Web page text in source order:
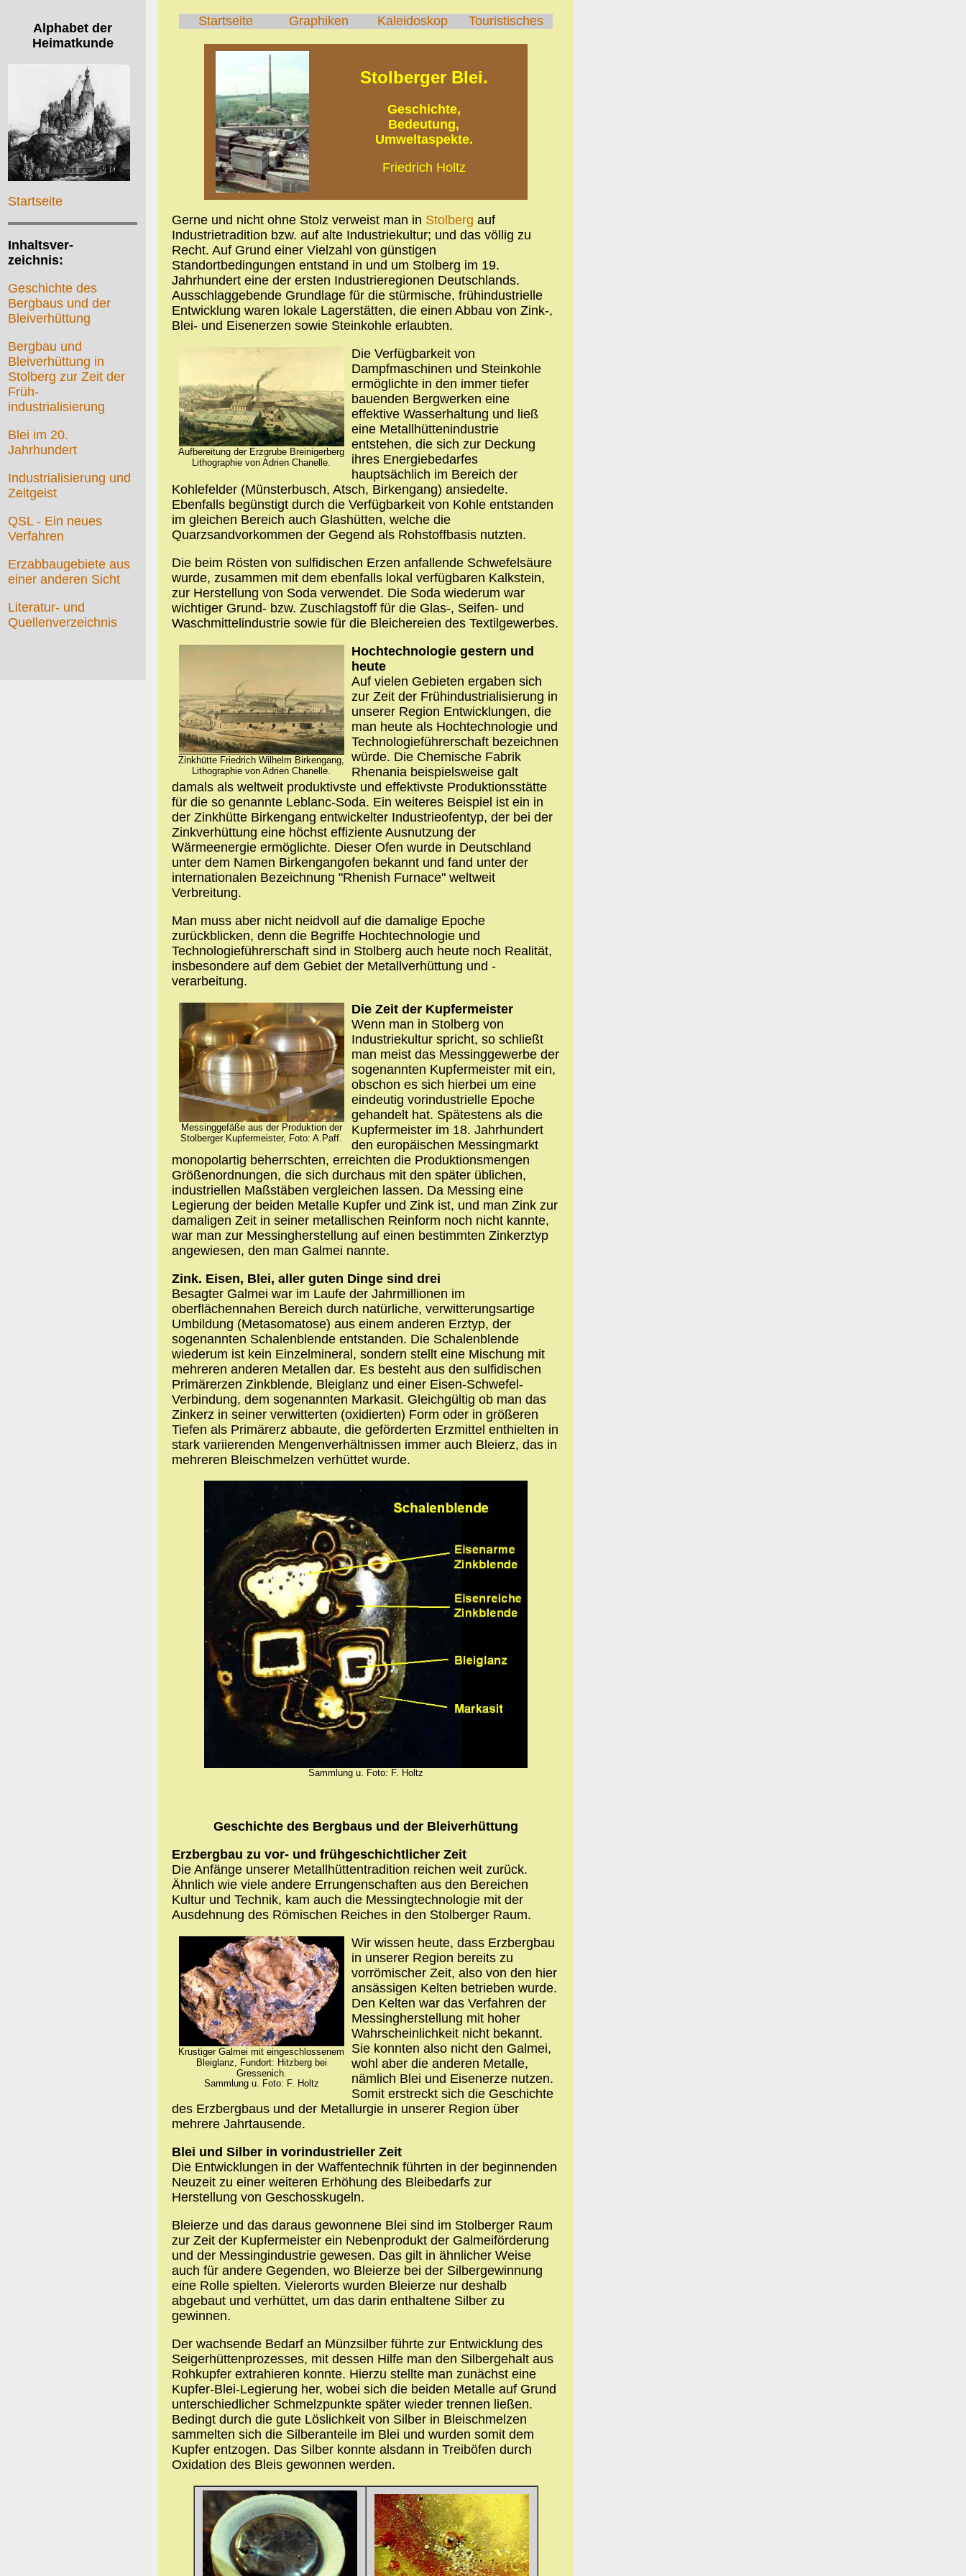
Alphabet der
Heimatkunde
Startseite
Inhaltsver-
zeichnis:
Geschichte des
Bergbaus und der
Bleiverhüttung
Bergbau und
Bleiverhüttung in
Stolberg zur Zeit der
Früh-
industrialisierung
Blei im 20.
Jahrhundert
Industrialisierung und
Zeitgeist
QSL - Ein neues
Verfahren
Erzabbaugebiete aus
einer anderen Sicht
Literatur- und
Quellenverzeichnis
Startseite Graphiken Kaleidoskop Touristisches
Stolberger Blei.
Geschichte,
Bedeutung,
Umweltaspekte.
Friedrich Holtz
Gerne und nicht ohne Stolz verweist man in Stolberg auf
Industrietradition bzw. auf alte Industriekultur; und das völlig zu
Recht. Auf Grund einer Vielzahl von günstigen
Standortbedingungen entstand in und um Stolberg im 19.
Jahrhundert eine der ersten Industrieregionen Deutschlands.
Ausschlaggebende Grundlage für die stürmische, frühindustrielle
Entwicklung waren lokale Lagerstätten, die einen Abbau von Zink-,
Blei- und Eisenerzen sowie Steinkohle erlaubten.
Aufbereitung der Erzgrube Breinigerberg
Lithographie von Adrien Chanelle.
Die Verfügbarkeit von
Dampfmaschinen und Steinkohle
ermöglichte in den immer tiefer
bauenden Bergwerken eine
effektive Wasserhaltung und ließ
eine Metallhüttenindustrie
entstehen, die sich zur Deckung
ihres Energiebedarfes
hauptsächlich im Bereich der
Kohlefelder (Münsterbusch, Atsch, Birkengang) ansiedelte.
Ebenfalls begünstigt durch die Verfügbarkeit von Kohle entstanden
im gleichen Bereich auch Glashütten, welche die
Quarzsandvorkommen der Gegend als Rohstoffbasis nutzten.
Die beim Rösten von sulfidischen Erzen anfallende Schwefelsäure
wurde, zusammen mit dem ebenfalls lokal verfügbaren Kalkstein,
zur Herstellung von Soda verwendet. Die Soda wiederum war
wichtiger Grund- bzw. Zuschlagstoff für die Glas-, Seifen- und
Waschmittelindustrie sowie für die Bleichereien des Textilgewerbes.
Zinkhütte Friedrich Wilhelm Birkengang,
Lithographie von Adrien Chanelle.
Hochtechnologie gestern und
heute
Auf vielen Gebieten ergaben sich
zur Zeit der Frühindustrialisierung in
unserer Region Entwicklungen, die
man heute als Hochtechnologie und
Technologieführerschaft bezeichnen
würde. Die Chemische Fabrik
Rhenania beispielsweise galt
damals als weltweit produktivste und effektivste Produktionsstätte
für die so genannte Leblanc-Soda. Ein weiteres Beispiel ist ein in
der Zinkhütte Birkengang entwickelter Industrieofentyp, der bei der
Zinkverhüttung eine höchst effiziente Ausnutzung der
Wärmeenergie ermöglichte. Dieser Ofen wurde in Deutschland
unter dem Namen Birkengangofen bekannt und fand unter der
internationalen Bezeichnung "Rhenish Furnace" weltweit
Verbreitung.
Man muss aber nicht neidvoll auf die damalige Epoche
zurückblicken, denn die Begriffe Hochtechnologie und
Technologieführerschaft sind in Stolberg auch heute noch Realität,
insbesondere auf dem Gebiet der Metallverhüttung und -
verarbeitung.
Messinggefäße aus der Produktion der
Stolberger Kupfermeister, Foto: A.Paff.
Die Zeit der Kupfermeister
Wenn man in Stolberg von
Industriekultur spricht, so schließt
man meist das Messinggewerbe der
sogenannten Kupfermeister mit ein,
obschon es sich hierbei um eine
eindeutig vorindustrielle Epoche
gehandelt hat. Spätestens als die
Kupfermeister im 18. Jahrhundert
den europäischen Messingmarkt
monopolartig beherrschten, erreichten die Produktionsmengen
Größenordnungen, die sich durchaus mit den später üblichen,
industriellen Maßstäben vergleichen lassen. Da Messing eine
Legierung der beiden Metalle Kupfer und Zink ist, und man Zink zur
damaligen Zeit in seiner metallischen Reinform noch nicht kannte,
war man zur Messingherstellung auf einen bestimmten Zinkerztyp
angewiesen, den man Galmei nannte.
Zink. Eisen, Blei, aller guten Dinge sind drei
Besagter Galmei war im Laufe der Jahrmillionen im
oberflächennahen Bereich durch natürliche, verwitterungsartige
Umbildung (Metasomatose) aus einem anderen Erztyp, der
sogenannten Schalenblende entstanden. Die Schalenblende
wiederum ist kein Einzelmineral, sondern stellt eine Mischung mit
mehreren anderen Metallen dar. Es besteht aus den sulfidischen
Primärerzen Zinkblende, Bleiglanz und einer Eisen-Schwefel-
Verbindung, dem sogenannten Markasit. Gleichgültig ob man das
Zinkerz in seiner verwitterten (oxidierten) Form oder in größeren
Tiefen als Primärerz abbaute, die geförderten Erzmittel enthielten in
stark variierenden Mengenverhältnissen immer auch Bleierz, das in
mehreren Bleischmelzen verhüttet wurde.
Sammlung u. Foto: F. Holtz
Geschichte des Bergbaus und der Bleiverhüttung
Erzbergbau zu vor- und frühgeschichtlicher Zeit
Die Anfänge unserer Metallhüttentradition reichen weit zurück.
Ähnlich wie viele andere Errungenschaften aus den Bereichen
Kultur und Technik, kam auch die Messingtechnologie mit der
Ausdehnung des Römischen Reiches in den Stolberger Raum.
Krustiger Galmei mit eingeschlossenem
Bleiglanz, Fundort: Hitzberg bei
Gressenich.
Sammlung u. Foto: F. Holtz
Wir wissen heute, dass Erzbergbau
in unserer Region bereits zu
vorrömischer Zeit, also von den hier
ansässigen Kelten betrieben wurde.
Den Kelten war das Verfahren der
Messingherstellung mit hoher
Wahrscheinlichkeit nicht bekannt.
Sie konnten also nicht den Galmei,
wohl aber die anderen Metalle,
nämlich Blei und Eisenerze nutzen.
Somit erstreckt sich die Geschichte
des Erzbergbaus und der Metallurgie in unserer Region über
mehrere Jahrtausende.
Blei und Silber in vorindustrieller Zeit
Die Entwicklungen in der Waffentechnik führten in der beginnenden
Neuzeit zu einer weiteren Erhöhung des Bleibedarfs zur
Herstellung von Geschosskugeln.
Bleierze und das daraus gewonnene Blei sind im Stolberger Raum
zur Zeit der Kupfermeister ein Nebenprodukt der Galmeiförderung
und der Messingindustrie gewesen. Das gilt in ähnlicher Weise
auch für andere Gegenden, wo Bleierze bei der Silbergewinnung
eine Rolle spielten. Vielerorts wurden Bleierze nur deshalb
abgebaut und verhüttet, um das darin enthaltene Silber zu
gewinnen.
Der wachsende Bedarf an Münzsilber führte zur Entwicklung des
Seigerhüttenprozesses, mit dessen Hilfe man den Silbergehalt aus
Rohkupfer extrahieren konnte. Hierzu stellte man zunächst eine
Kupfer-Blei-Legierung her, wobei sich die beiden Metalle auf Grund
unterschiedlicher Schmelzpunkte später wieder trennen ließen.
Bedingt durch die gute Löslichkeit von Silber in Bleischmelzen
sammelten sich die Silberanteile im Blei und wurden somit dem
Kupfer entzogen. Das Silber konnte alsdann in Treiböfen durch
Oxidation des Bleis gewonnen werden.